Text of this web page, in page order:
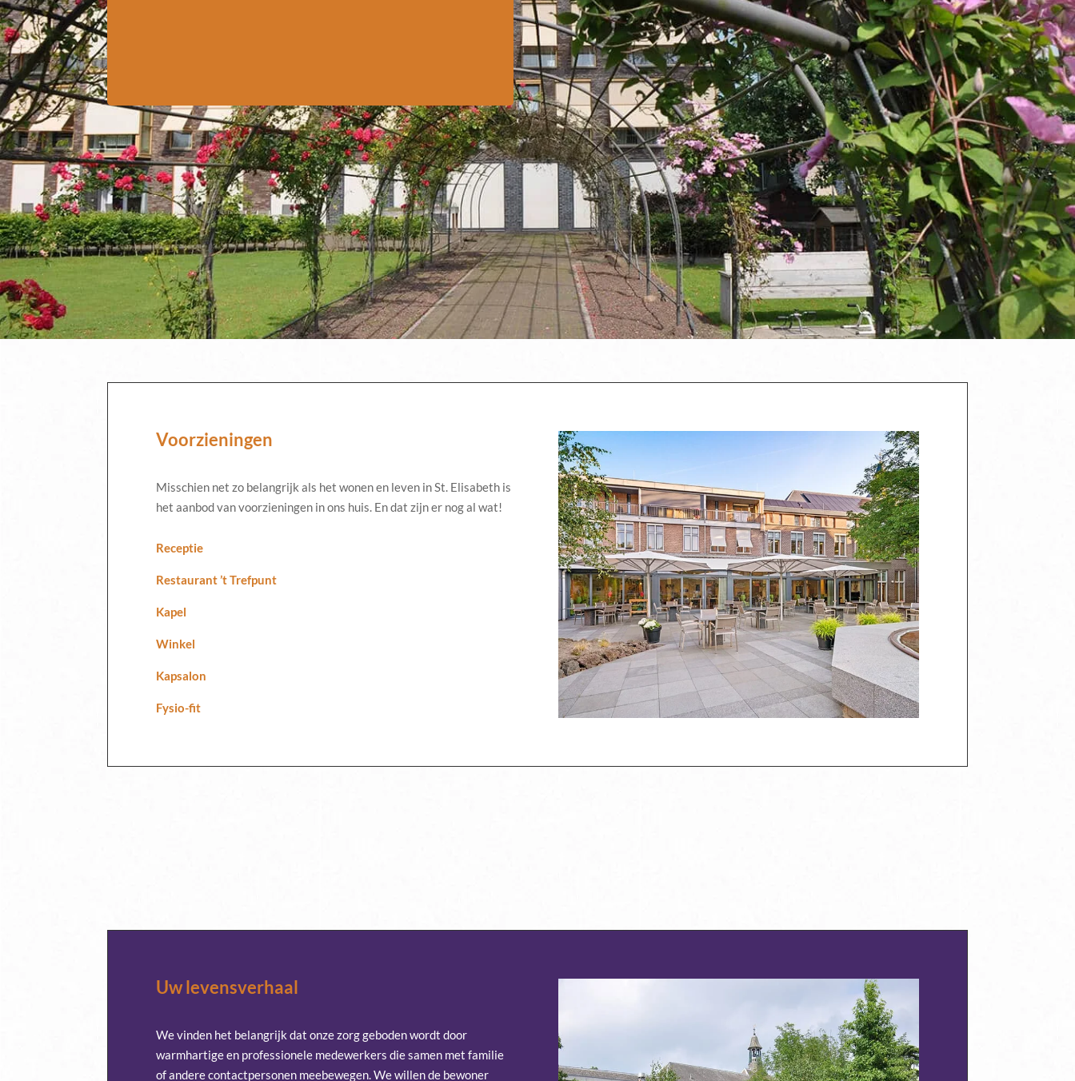
Voorzieningen
Misschien net zo belangrijk als het wonen en leven in St. Elisabeth is
het aanbod van voorzieningen in ons huis. En dat zijn er nog al wat!
Receptie
Restaurant ’t Trefpunt
Kapel
Winkel
Kapsalon
Fysio-fit
Uw levensverhaal
We vinden het belangrijk dat onze zorg geboden wordt door
warmhartige en professionele medewerkers die samen met familie
of andere contactpersonen meebewegen. We willen de bewoner